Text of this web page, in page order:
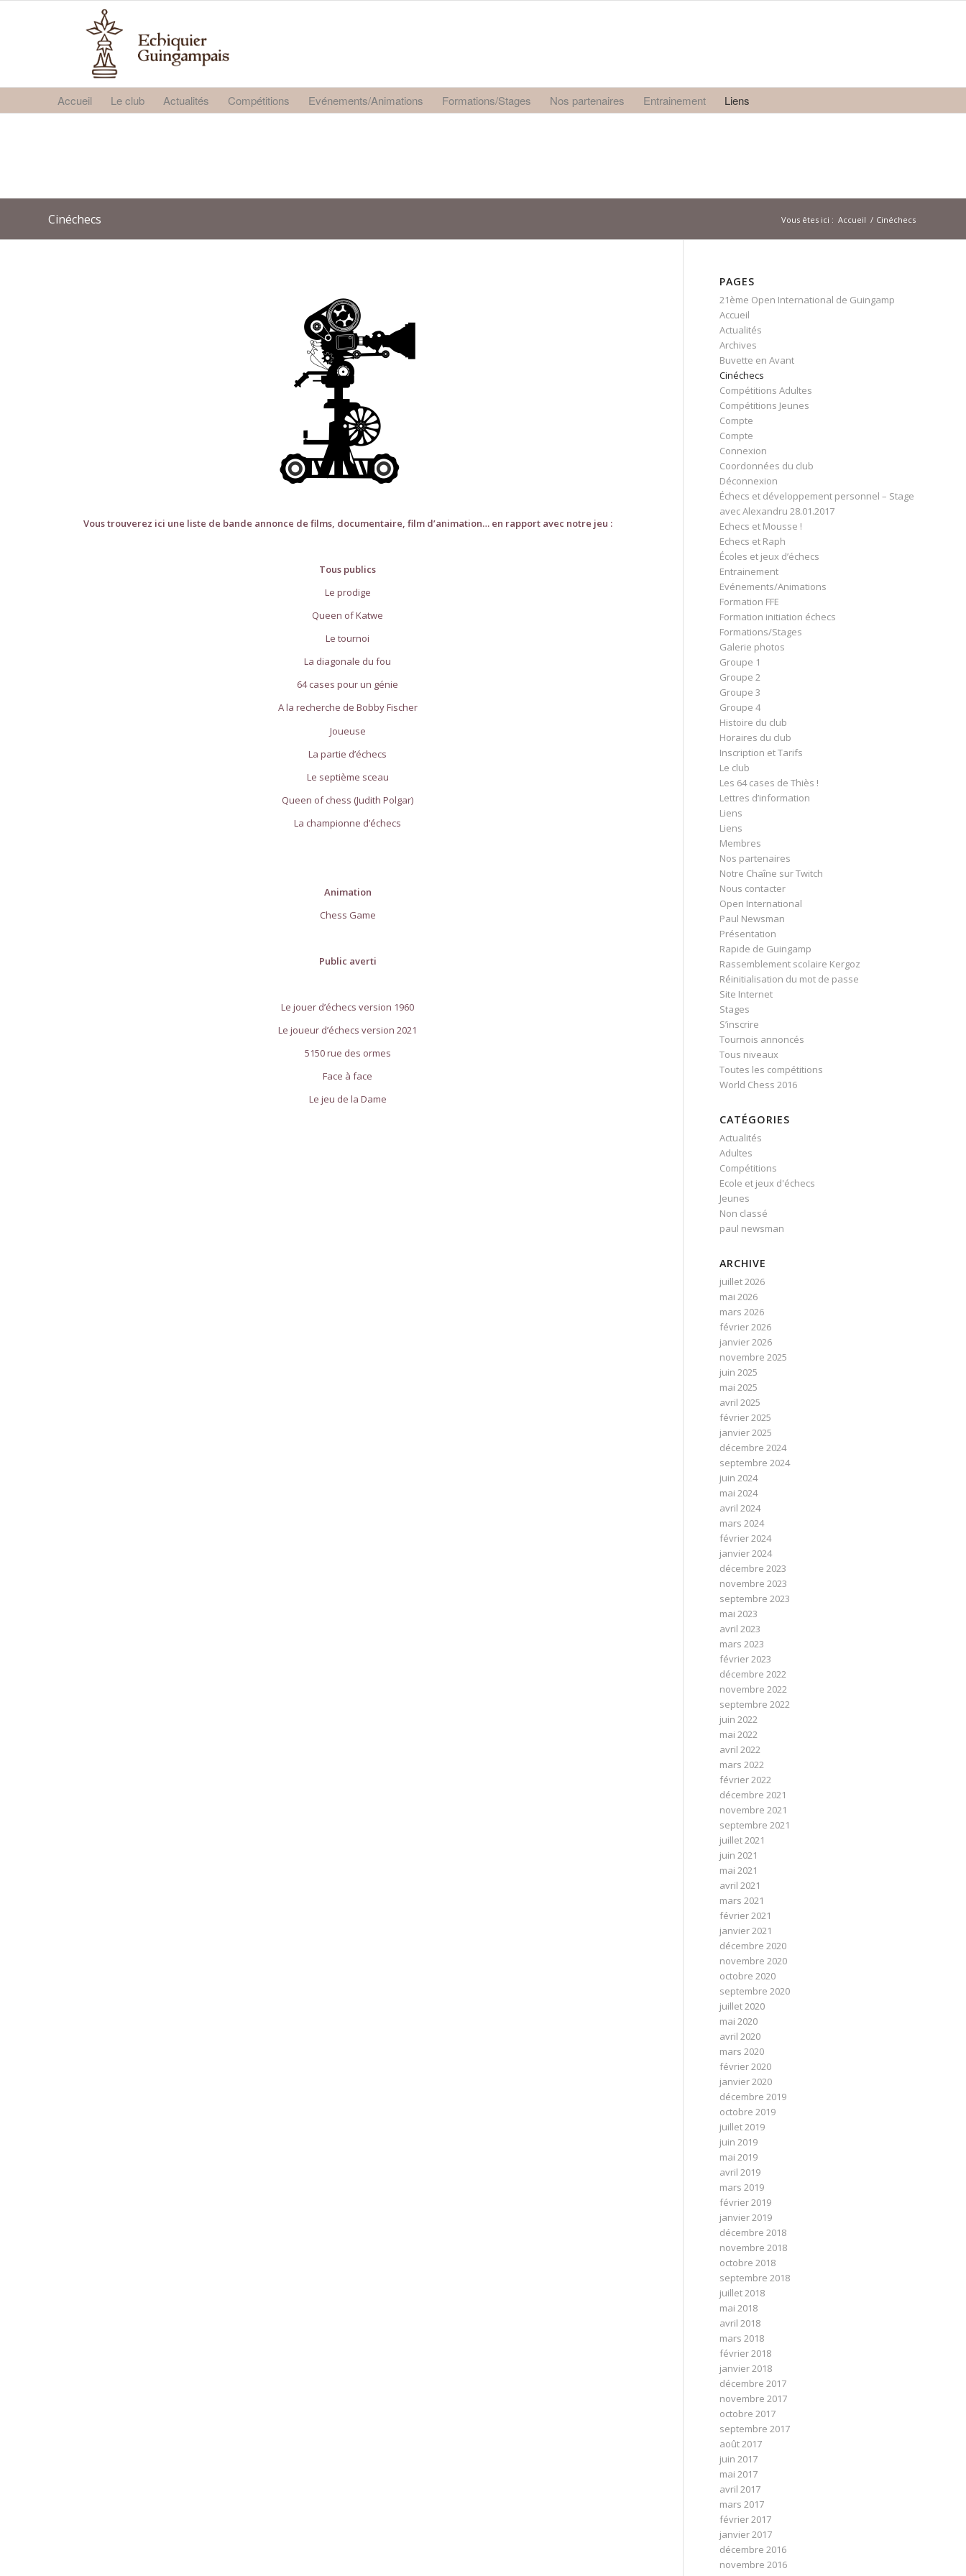
Accueil Le club Actualités Compétitions Evénements/Animations Formations/Stages Nos partenaires Entrainement Liens
Cinéchecs Vous êtes ici : Accueil / Cinéchecs
Vous trouverez ici une liste de bande annonce de films, documentaire, film d’animation… en rapport avec notre jeu :
Tous publics
Le prodige
Queen of Katwe
Le tournoi
La diagonale du fou
64 cases pour un génie
A la recherche de Bobby Fischer
Joueuse
La partie d’échecs
Le septième sceau
Queen of chess (Judith Polgar)
La championne d’échecs
Animation
Chess Game
Public averti
Le jouer d’échecs version 1960
Le joueur d’échecs version 2021
5150 rue des ormes
Face à face
Le jeu de la Dame
PAGES
21ème Open International de Guingamp
Accueil
Actualités
Archives
Buvette en Avant
Cinéchecs
Compétitions Adultes
Compétitions Jeunes
Compte
Compte
Connexion
Coordonnées du club
Déconnexion
Échecs et développement personnel – Stage
avec Alexandru 28.01.2017
Echecs et Mousse !
Echecs et Raph
Écoles et jeux d’échecs
Entrainement
Evénements/Animations
Formation FFE
Formation initiation échecs
Formations/Stages
Galerie photos
Groupe 1
Groupe 2
Groupe 3
Groupe 4
Histoire du club
Horaires du club
Inscription et Tarifs
Le club
Les 64 cases de Thiès !
Lettres d’information
Liens
Liens
Membres
Nos partenaires
Notre Chaîne sur Twitch
Nous contacter
Open International
Paul Newsman
Présentation
Rapide de Guingamp
Rassemblement scolaire Kergoz
Réinitialisation du mot de passe
Site Internet
Stages
S’inscrire
Tournois annoncés
Tous niveaux
Toutes les compétitions
World Chess 2016
CATÉGORIES
Actualités
Adultes
Compétitions
Ecole et jeux d'échecs
Jeunes
Non classé
paul newsman
ARCHIVE
juillet 2026
mai 2026
mars 2026
février 2026
janvier 2026
novembre 2025
juin 2025
mai 2025
avril 2025
février 2025
janvier 2025
décembre 2024
septembre 2024
juin 2024
mai 2024
avril 2024
mars 2024
février 2024
janvier 2024
décembre 2023
novembre 2023
septembre 2023
mai 2023
avril 2023
mars 2023
février 2023
décembre 2022
novembre 2022
septembre 2022
juin 2022
mai 2022
avril 2022
mars 2022
février 2022
décembre 2021
novembre 2021
septembre 2021
juillet 2021
juin 2021
mai 2021
avril 2021
mars 2021
février 2021
janvier 2021
décembre 2020
novembre 2020
octobre 2020
septembre 2020
juillet 2020
mai 2020
avril 2020
mars 2020
février 2020
janvier 2020
décembre 2019
octobre 2019
juillet 2019
juin 2019
mai 2019
avril 2019
mars 2019
février 2019
janvier 2019
décembre 2018
novembre 2018
octobre 2018
septembre 2018
juillet 2018
mai 2018
avril 2018
mars 2018
février 2018
janvier 2018
décembre 2017
novembre 2017
octobre 2017
septembre 2017
août 2017
juin 2017
mai 2017
avril 2017
mars 2017
février 2017
janvier 2017
décembre 2016
novembre 2016